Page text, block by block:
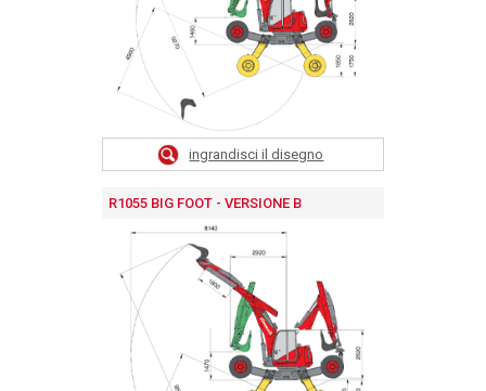
ingrandisci il disegno
R1055 BIG FOOT - VERSIONE B